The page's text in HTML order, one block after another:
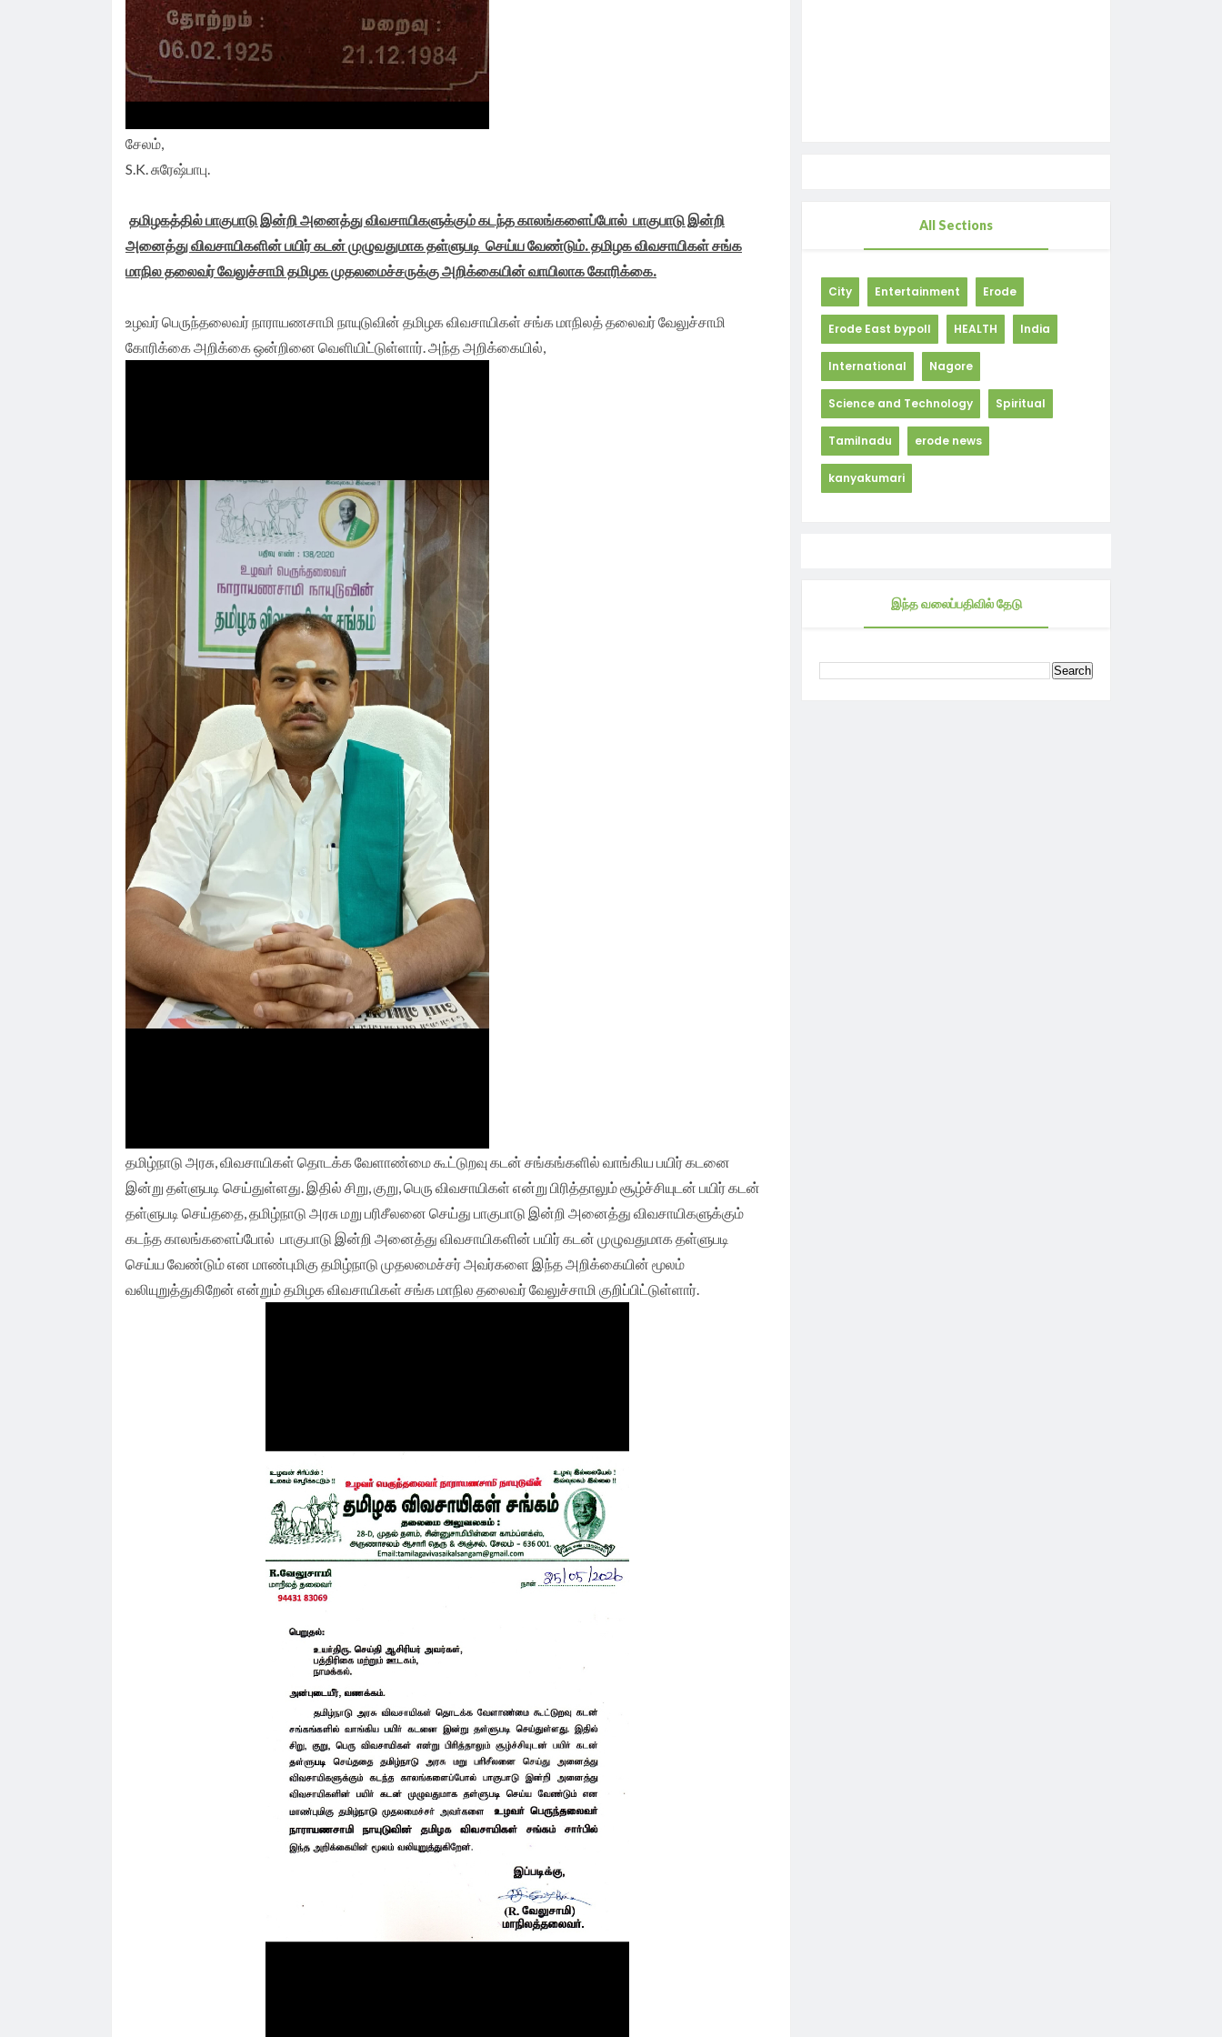
சேலம்,
S.K. சுரேஷ்பாபு.
தமிழகத்தில் பாகுபாடு இன்றி அனைத்து விவசாயிகளுக்கும் கடந்த காலங்களைப்போல் பாகுபாடு இன்றி
அனைத்து விவசாயிகளின் பயிர் கடன் முழுவதுமாக தள்ளுபடி செய்ய வேண்டும். தமிழக விவசாயிகள் சங்க
மாநில தலைவர் வேலுச்சாமி தமிழக முதலமைச்சருக்கு அறிக்கையின் வாயிலாக கோரிக்கை.
உழவர் பெருந்தலைவர் நாராயணசாமி நாயுடுவின் தமிழக விவசாயிகள் சங்க மாநிலத் தலைவர் வேலுச்சாமி
கோரிக்கை அறிக்கை ஒன்றினை வெளியிட்டுள்ளார். அந்த அறிக்கையில்,
தமிழ்நாடு அரசு, விவசாயிகள் தொடக்க வேளாண்மை கூட்டுறவு கடன் சங்கங்களில் வாங்கிய பயிர் கடனை
இன்று தள்ளுபடி செய்துள்ளது. இதில் சிறு, குறு, பெரு விவசாயிகள் என்று பிரித்தாலும் சூழ்ச்சியுடன் பயிர் கடன்
தள்ளுபடி செய்ததை, தமிழ்நாடு அரசு மறு பரிசீலனை செய்து பாகுபாடு இன்றி அனைத்து விவசாயிகளுக்கும்
கடந்த காலங்களைப்போல் பாகுபாடு இன்றி அனைத்து விவசாயிகளின் பயிர் கடன் முழுவதுமாக தள்ளுபடி
செய்ய வேண்டும் என மாண்புமிகு தமிழ்நாடு முதலமைச்சர் அவர்களை இந்த அறிக்கையின் மூலம்
வலியுறுத்துகிறேன் என்றும் தமிழக விவசாயிகள் சங்க மாநில தலைவர் வேலுச்சாமி குறிப்பிட்டுள்ளார்.
All Sections
City Entertainment Erode
Erode East bypoll HEALTH India
International Nagore
Science and Technology Spiritual
Tamilnadu erode news
kanyakumari
இந்த வலைப்பதிவில் தேடு